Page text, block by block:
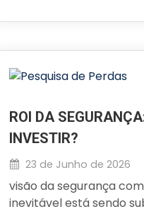
ROI DA
INVESTIR?
23 de Junho de 2026
visão da segurança
inevitável está sendo